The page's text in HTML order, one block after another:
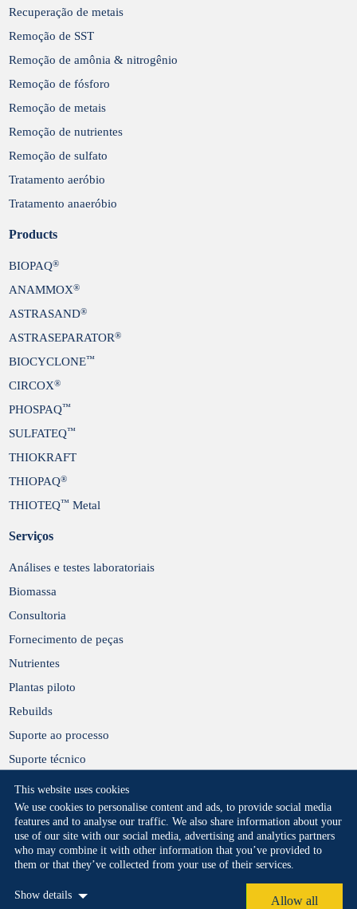
This website uses cookies
We use cookies to personalise content and ads, to provide social media
features and to analyse our traffic. We also share information about your
use of our site with our social media, advertising and analytics partners
who may combine it with other information that you’ve provided to
them or that they’ve collected from your use of their services.
Show details Allow all
Recuperação de metais
Remoção de SST
Remoção de amônia & nitrogênio
Remoção de fósforo
Remoção de metais
Remoção de nutrientes
Remoção de sulfato
Tratamento aeróbio
Tratamento anaeróbio
Products
BIOPAQ®
ANAMMOX®
ASTRASAND®
ASTRASEPARATOR®
BIOCYCLONE™
CIRCOX®
PHOSPAQ™
SULFATEQ™
THIOKRAFT
THIOPAQ®
THIOTEQ™ Metal
Serviços
Análises e testes laboratoriais
Biomassa
Consultoria
Fornecimento de peças
Nutrientes
Plantas piloto
Rebuilds
Suporte ao processo
Suporte técnico
Privacy Statement Cookie Policy
Copyright 2026 © All rights reserved.